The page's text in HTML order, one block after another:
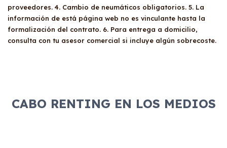
proveedores. 4. Cambio de neumáticos obligatorios. 5. La
información de está página web no es vinculante hasta la
formalización del contrato. 6. Para entrega a domicilio,
consulta con tu asesor comercial si incluye algún sobrecoste.
CABO RENTING EN LOS MEDIOS